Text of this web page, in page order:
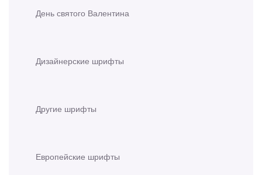
День святого Валентина
Дизайнерские шрифты
Другие шрифты
Европейские шрифты